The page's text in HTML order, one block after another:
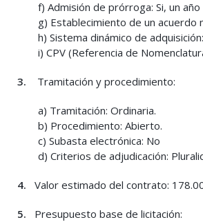
f) Admisión de prórroga: Si, un
g) Establecimiento de un acuerdo
h) Sistema dinámico de
i) CPV (Referencia de
3. Tramitación y procedimiento:
a) Tramitación: Ordinaria.
b) Procedimiento: Abierto.
c) Subasta electrónica: No
d) Criterios de adjudicación:
4. Valor estimado del contrato:
5. Presupuesto base de licitación: